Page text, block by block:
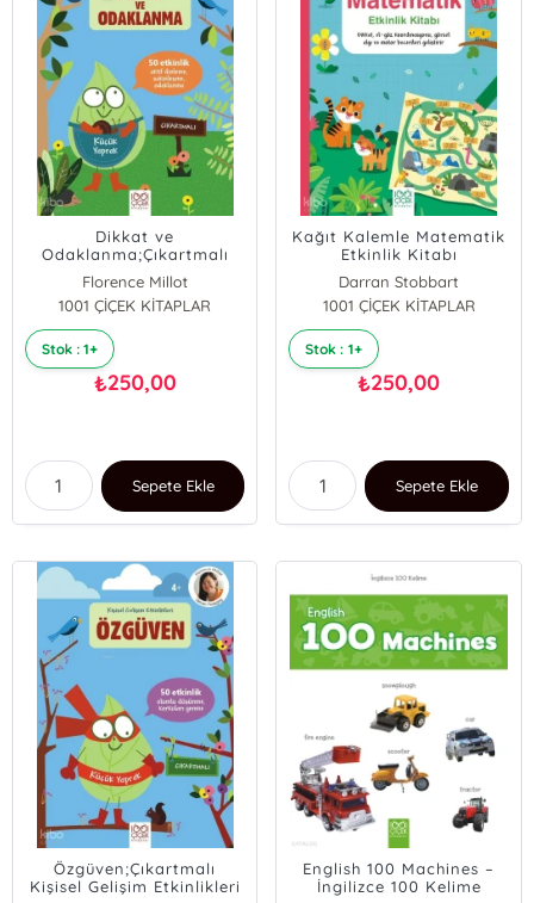
Dikkat ve
Odaklanma;Çıkartmalı
Kişisel Gelişim Etkinlikleri
Florence Millot
1001 ÇİÇEK KİTAPLAR
Stok : 1+
₺250,00
Sepete Ekle
Kağıt Kalemle Matematik
Etkinlik Kitabı
Darran Stobbart
Eddie Reynolds
Kristie Pickersgill
1001 ÇİÇEK KİTAPLAR
Stok : 1+
₺250,00
Sepete Ekle
Özgüven;Çıkartmalı
Kişisel Gelişim Etkinlikleri
English 100 Machines –
İngilizce 100 Kelime